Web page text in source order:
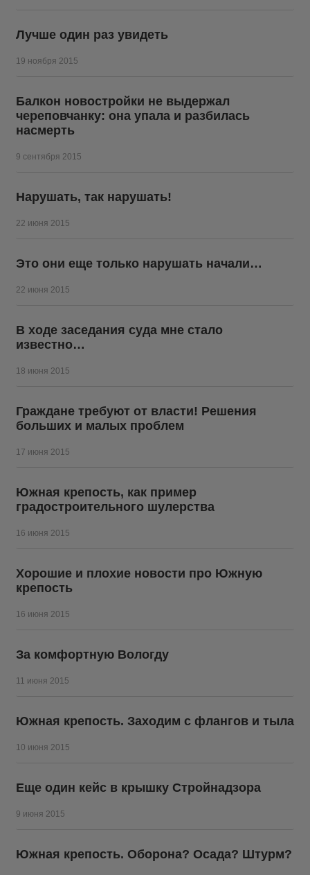
Лучше один раз увидеть
19 ноября 2015
Балкон новостройки не выдержал
череповчанку: она упала и разбилась
насмерть
9 сентября 2015
Нарушать, так нарушать!
22 июня 2015
Это они еще только нарушать начали…
22 июня 2015
В ходе заседания суда мне стало
известно…
18 июня 2015
Граждане требуют от власти! Решения
больших и малых проблем
17 июня 2015
Южная крепость, как пример
градостроительного шулерства
16 июня 2015
Хорошие и плохие новости про Южную
крепость
16 июня 2015
За комфортную Вологду
11 июня 2015
Южная крепость. Заходим с флангов и тыла
10 июня 2015
Еще один кейс в крышку Стройнадзора
9 июня 2015
Южная крепость. Оборона? Осада? Штурм?